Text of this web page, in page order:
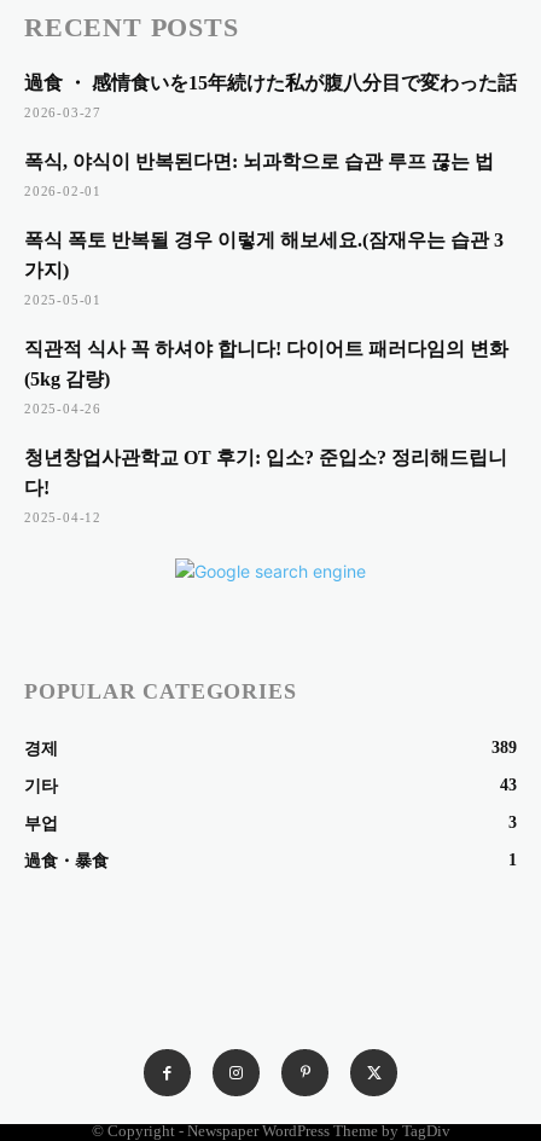
RECENT POSTS
過食 ・ 感情食いを15年続けた私が腹八分目で変わった話
2026-03-27
폭식, 야식이 반복된다면: 뇌과학으로 습관 루프 끊는 법
2026-02-01
폭식 폭토 반복될 경우 이렇게 해보세요.(잠재우는 습관 3
가지)
2025-05-01
직관적 식사 꼭 하셔야 합니다! 다이어트 패러다임의 변화
(5kg 감량)
2025-04-26
청년창업사관학교 OT 후기: 입소? 준입소? 정리해드립니
다!
2025-04-12
POPULAR CATEGORIES
경제 389
기타 43
부업 3
過食・暴食 1
© Copyright - Newspaper WordPress Theme by TagDiv